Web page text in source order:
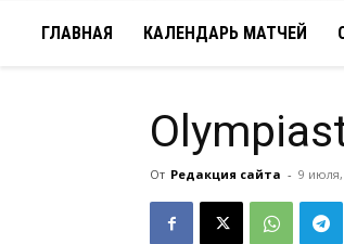
ГЛАВНАЯ КАЛЕНДАРЬ МАТЧЕЙ
От Редакция сайта - 9 июля,